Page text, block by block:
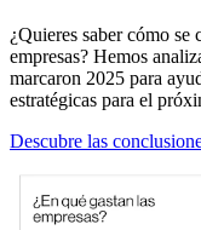
¿Quieres saber cómo se
empresas? Hemos
marcaron 2025 para
estratégicas para el
Descubre las